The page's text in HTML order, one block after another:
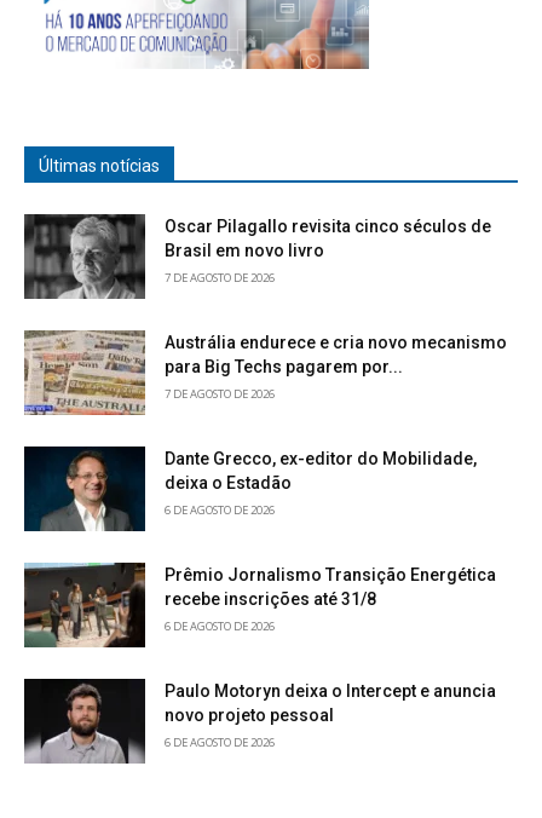
Últimas notícias
Oscar Pilagallo revisita cinco séculos de
Brasil em novo livro
7 DE AGOSTO DE 2026
Austrália endurece e cria novo mecanismo
para Big Techs pagarem por...
7 DE AGOSTO DE 2026
Dante Grecco, ex-editor do Mobilidade,
deixa o Estadão
6 DE AGOSTO DE 2026
Prêmio Jornalismo Transição Energética
recebe inscrições até 31/8
6 DE AGOSTO DE 2026
Paulo Motoryn deixa o Intercept e anuncia
novo projeto pessoal
6 DE AGOSTO DE 2026